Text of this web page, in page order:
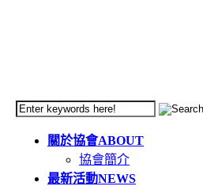
關於協會ABOUT
協會簡介
最新活動NEWS